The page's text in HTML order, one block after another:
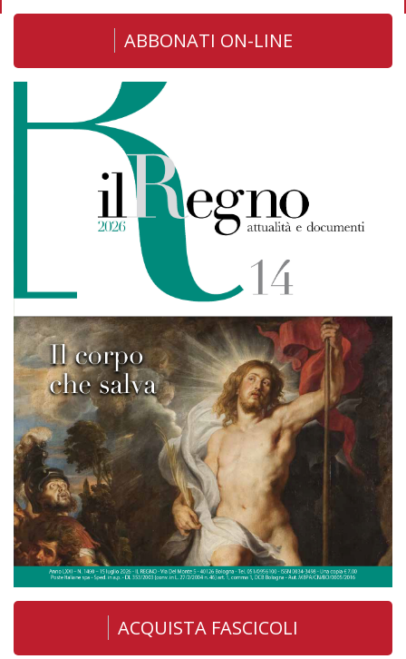
ABBONATI ON-LINE
ACQUISTA FASCICOLI